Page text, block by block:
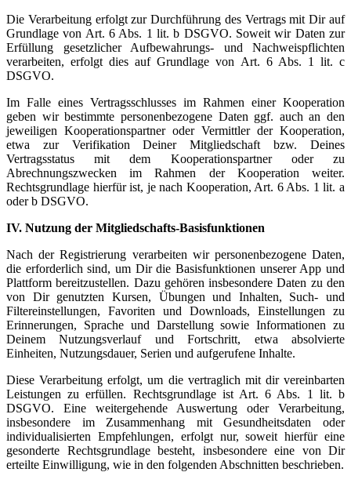
Die Verarbeitung erfolgt zur Durchführung des Vertrags mit Dir auf
Grundlage von Art. 6 Abs. 1 lit. b DSGVO. Soweit wir Daten zur
Erfüllung gesetzlicher Aufbewahrungs- und Nachweispflichten
verarbeiten, erfolgt dies auf Grundlage von Art. 6 Abs. 1 lit. c
DSGVO.
Im Falle eines Vertragsschlusses im Rahmen einer Kooperation
geben wir bestimmte personenbezogene Daten ggf. auch an den
jeweiligen Kooperationspartner oder Vermittler der Kooperation,
etwa zur Verifikation Deiner Mitgliedschaft bzw. Deines
Vertragsstatus mit dem Kooperationspartner oder zu
Abrechnungszwecken im Rahmen der Kooperation weiter.
Rechtsgrundlage hierfür ist, je nach Kooperation, Art. 6 Abs. 1 lit. a
oder b DSGVO.
IV. Nutzung der Mitgliedschafts-Basisfunktionen
Nach der Registrierung verarbeiten wir personenbezogene Daten,
die erforderlich sind, um Dir die Basisfunktionen unserer App und
Plattform bereitzustellen. Dazu gehören insbesondere Daten zu den
von Dir genutzten Kursen, Übungen und Inhalten, Such- und
Filtereinstellungen, Favoriten und Downloads, Einstellungen zu
Erinnerungen, Sprache und Darstellung sowie Informationen zu
Deinem Nutzungsverlauf und Fortschritt, etwa absolvierte
Einheiten, Nutzungsdauer, Serien und aufgerufene Inhalte.
Diese Verarbeitung erfolgt, um die vertraglich mit dir vereinbarten
Leistungen zu erfüllen. Rechtsgrundlage ist Art. 6 Abs. 1 lit. b
DSGVO. Eine weitergehende Auswertung oder Verarbeitung,
insbesondere im Zusammenhang mit Gesundheitsdaten oder
individualisierten Empfehlungen, erfolgt nur, soweit hierfür eine
gesonderte Rechtsgrundlage besteht, insbesondere eine von Dir
erteilte Einwilligung, wie in den folgenden Abschnitten beschrieben.